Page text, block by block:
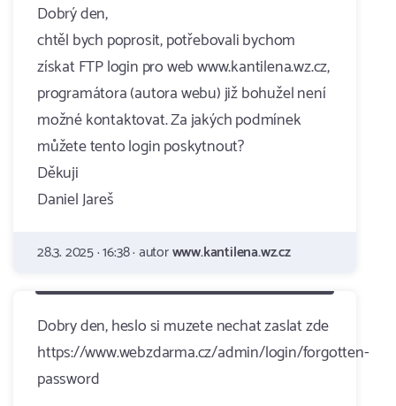
Dobrý den,
chtěl bych poprosit, potřebovali bychom
získat FTP login pro web www.kantilena.wz.cz,
programátora (autora webu) již bohužel není
možné kontaktovat. Za jakých podmínek
můžete tento login poskytnout?
Děkuji
Daniel Jareš
28.3. 2025 · 16:38 · autorwww.kantilena.wz.cz
Dobry den, heslo si muzete nechat zaslat zde
https://www.webzdarma.cz/admin/login/forgotten-
password